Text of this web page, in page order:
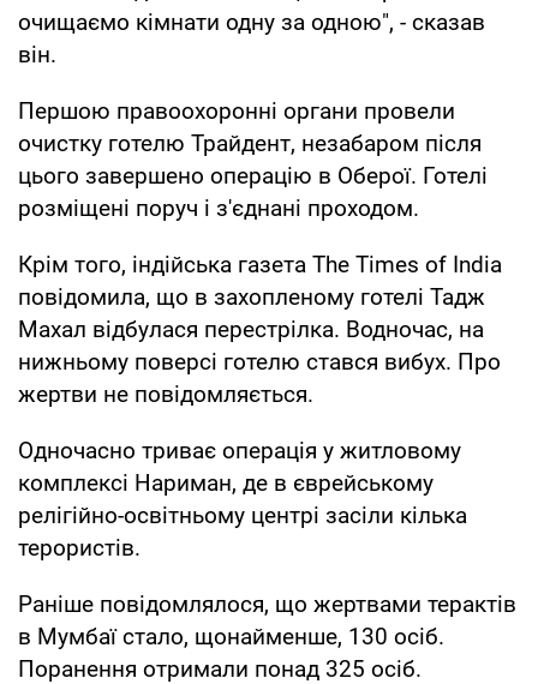
очищаємо кімнати одну за одною", - сказав
він.
Першою правоохоронні органи провели
очистку готелю Трайдент, незабаром після
цього завершено операцію в Оберої. Готелі
розміщені поруч і з'єднані проходом.
Крім того, індійська газета The Times of India
повідомила, що в захопленому готелі Тадж
Махал відбулася перестрілка. Водночас, на
нижньому поверсі готелю стався вибух. Про
жертви не повідомляється.
Одночасно триває операція у житловому
комплексі Нариман, де в єврейському
релігійно-освітньому центрі засіли кілька
терористів.
Раніше повідомлялося, що жертвами терактів
в Мумбаї стало, щонайменше, 130 осіб.
Поранення отримали понад 325 осіб.